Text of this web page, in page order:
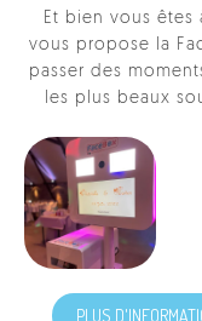
Et bien vous êtes
vous propose la
passer des
les plus beaux
PLUS